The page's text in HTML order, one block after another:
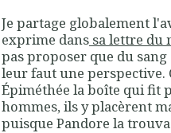
Je partage globalement
exprime dans sa lettre du
pas proposer que du
leur faut une
Épiméthée la boîte qui fit
hommes, ils y placèrent
puisque Pandore la